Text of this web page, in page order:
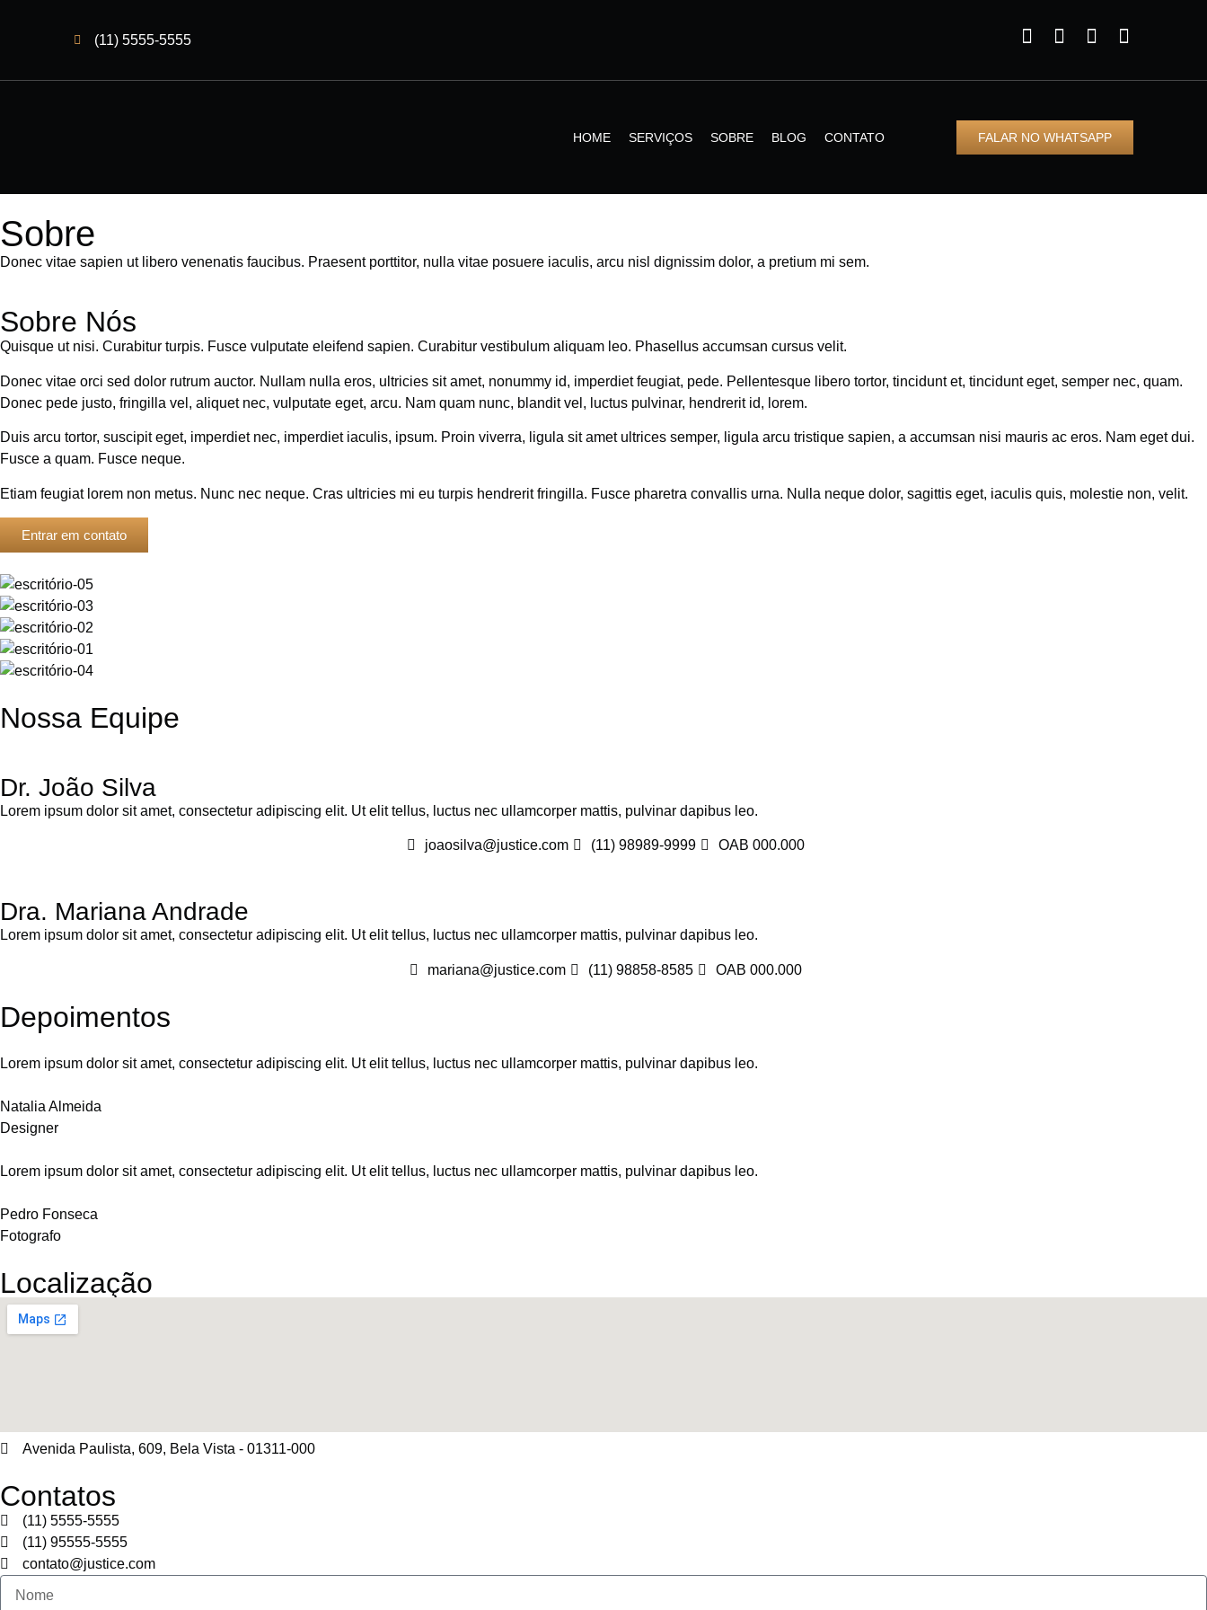
(11) 5555-5555
HOME SERVIÇOS SOBRE BLOG CONTATO FALAR NO WHATSAPP
Sobre
Donec vitae sapien ut libero venenatis faucibus. Praesent porttitor, nulla vitae posuere iaculis, arcu nisl dignissim dolor, a pretium mi sem.
Sobre Nós
Quisque ut nisi. Curabitur turpis. Fusce vulputate eleifend sapien. Curabitur vestibulum aliquam leo. Phasellus accumsan cursus velit.
Donec vitae orci sed dolor rutrum auctor. Nullam nulla eros, ultricies sit amet, nonummy id, imperdiet feugiat, pede. Pellentesque libero tortor, tincidunt et, tincidunt eget, semper nec, quam.
Donec pede justo, fringilla vel, aliquet nec, vulputate eget, arcu. Nam quam nunc, blandit vel, luctus pulvinar, hendrerit id, lorem.
Duis arcu tortor, suscipit eget, imperdiet nec, imperdiet iaculis, ipsum. Proin viverra, ligula sit amet ultrices semper, ligula arcu tristique sapien, a accumsan nisi mauris ac eros. Nam eget dui.
Fusce a quam. Fusce neque.
Etiam feugiat lorem non metus. Nunc nec neque. Cras ultricies mi eu turpis hendrerit fringilla. Fusce pharetra convallis urna. Nulla neque dolor, sagittis eget, iaculis quis, molestie non, velit.
Entrar em contato
Nossa Equipe
Dr. João Silva
Lorem ipsum dolor sit amet, consectetur adipiscing elit. Ut elit tellus, luctus nec ullamcorper mattis, pulvinar dapibus leo.
joaosilva@justice.com (11) 98989-9999 OAB 000.000
Dra. Mariana Andrade
Lorem ipsum dolor sit amet, consectetur adipiscing elit. Ut elit tellus, luctus nec ullamcorper mattis, pulvinar dapibus leo.
mariana@justice.com (11) 98858-8585 OAB 000.000
Depoimentos
Lorem ipsum dolor sit amet, consectetur adipiscing elit. Ut elit tellus, luctus nec ullamcorper mattis, pulvinar dapibus leo.
Natalia Almeida
Designer
Lorem ipsum dolor sit amet, consectetur adipiscing elit. Ut elit tellus, luctus nec ullamcorper mattis, pulvinar dapibus leo.
Pedro Fonseca
Fotografo
Localização
Avenida Paulista, 609, Bela Vista - 01311-000
Contatos
(11) 5555-5555
(11) 95555-5555
contato@justice.com